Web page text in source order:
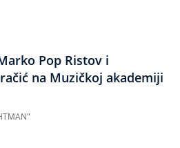
Pop Ristov i
na Muzičkoj akademiji